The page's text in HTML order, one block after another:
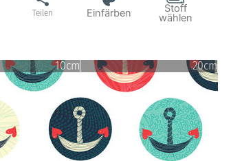
Teilen Einfärben Stoff
wählen
10cm 20cm